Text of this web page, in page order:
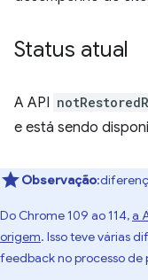
Status atual
A API
e está sendo
Observação
Do Chrome 109 ao 114,a
origem. Isso teve várias
feedback no processo de